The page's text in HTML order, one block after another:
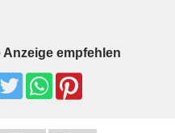
Anzeige empfehlen